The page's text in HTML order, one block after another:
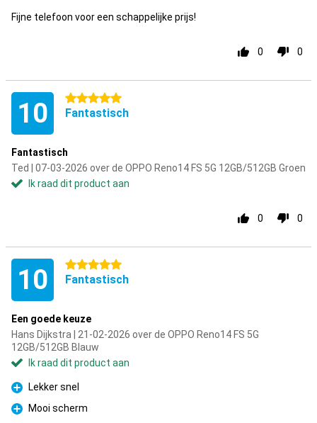
Fijne telefoon voor een schappelijke prijs!
0 0
10 5 sterren
Fantastisch
Fantastisch
Ted | 07-03-2026 over de OPPO Reno14 FS 5G 12GB/512GB Groen
Ik raad dit product aan
0 0
10 5 sterren
Fantastisch
Een goede keuze
Hans Dijkstra | 21-02-2026 over de OPPO Reno14 FS 5G
12GB/512GB Blauw
Ik raad dit product aan
Pluspunt
Lekker snel
Pluspunt
Mooi scherm